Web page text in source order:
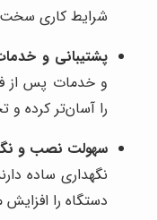
شرایط کاری سخت
پشتیبانی و
و خدمات پس از
را آسان‌تر کرده و
سهولت نصب و
نگهداری ساده
دستگاه را